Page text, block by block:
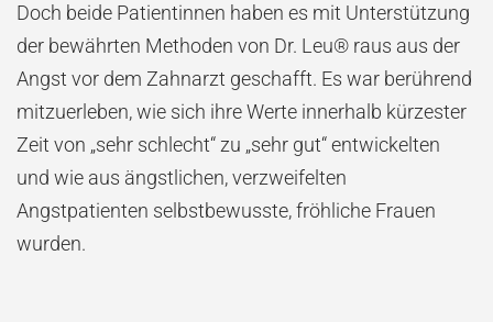
Doch beide Patientinnen haben es mit Unterstützung
der bewährten Methoden von Dr. Leu® raus aus der
Angst vor dem Zahnarzt geschafft. Es war berührend
mitzuerleben, wie sich ihre Werte innerhalb kürzester
Zeit von „sehr schlecht“ zu „sehr gut“ entwickelten
und wie aus ängstlichen, verzweifelten
Angstpatienten selbstbewusste, fröhliche Frauen
wurden.